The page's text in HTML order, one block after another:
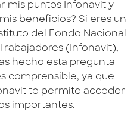
mis puntos Infonavit y
beneficios? Si eres un
del Fondo Nacional
(Infonavit),
hecho esta pregunta
comprensible, ya que
te permite acceder
importantes.